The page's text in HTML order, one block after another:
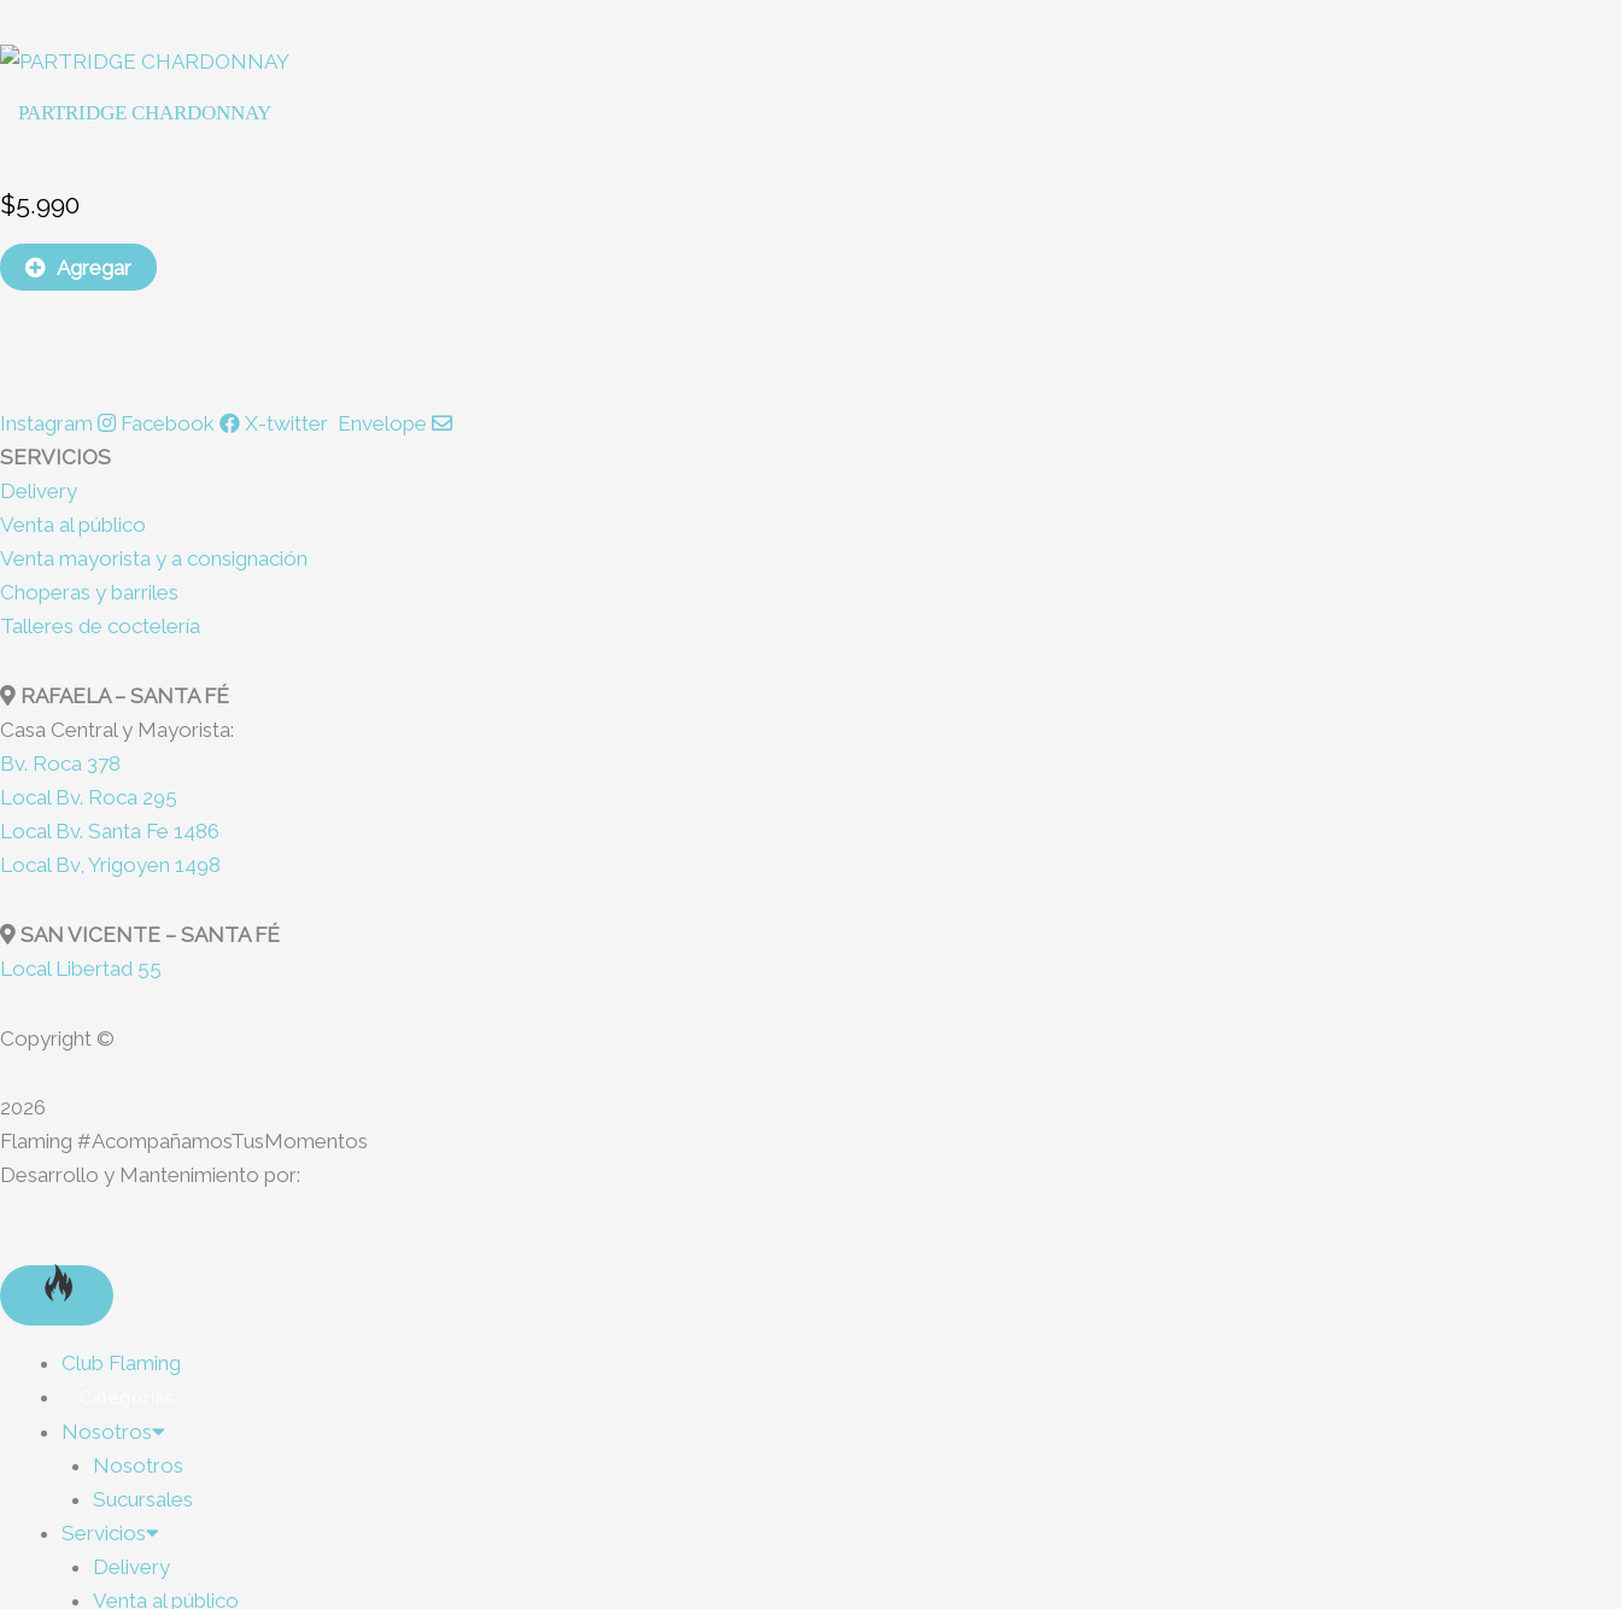
PARTRIDGE CHARDONNAY
$5.990
Agregar
Instagram Facebook X-twitter Envelope
SERVICIOS
Delivery
Venta al público
Venta mayorista y a consignación
Choperas y barriles
Talleres de coctelería
RAFAELA – SANTA FÉ
Casa Central y Mayorista:
Bv. Roca 378
Local Bv. Roca 295
Local Bv. Santa Fe 1486
Local Bv, Yrigoyen 1498
SAN VICENTE – SANTA FÉ
Local Libertad 55
Copyright ©
2026
Flaming #AcompañamosTusMomentos
Desarrollo y Mantenimiento por:
Club Flaming
Nosotros
Nosotros
Sucursales
Servicios
Delivery
Venta al público